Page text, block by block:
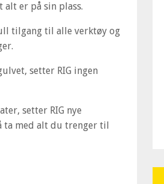
er på sin plass.
tilgang til alle verktøy og
setter RIG ingen
setter RIG nye
ta med alt du trenger til